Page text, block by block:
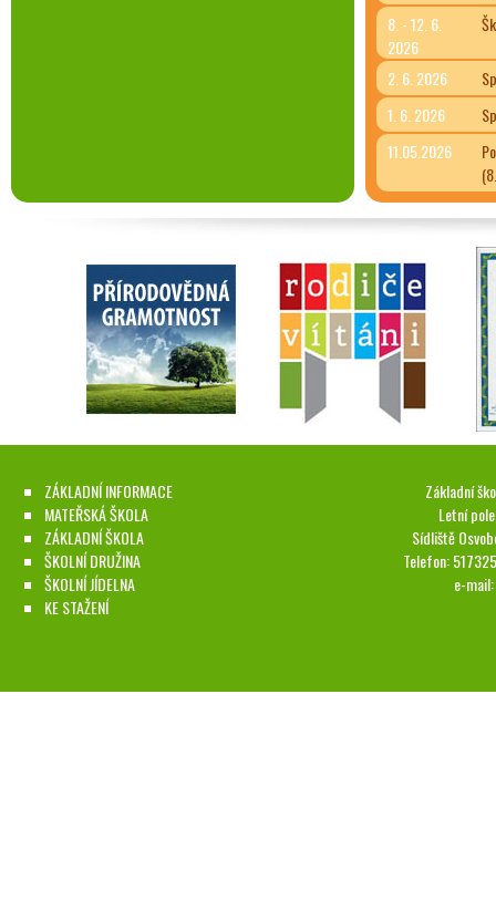
8. - 12. 6.
2026
2. 6. 2026
1. 6. 2026
11.05.2026
ZÁKLADNÍ INFORMACE
MATEŘSKÁ ŠKOLA
ZÁKLADNÍ ŠKOLA
ŠKOLNÍ DRUŽINA
ŠKOLNÍ JÍDELNA
KE STAŽENÍ
Základní
Letní
Sídliště
Telefon:
e-mail: